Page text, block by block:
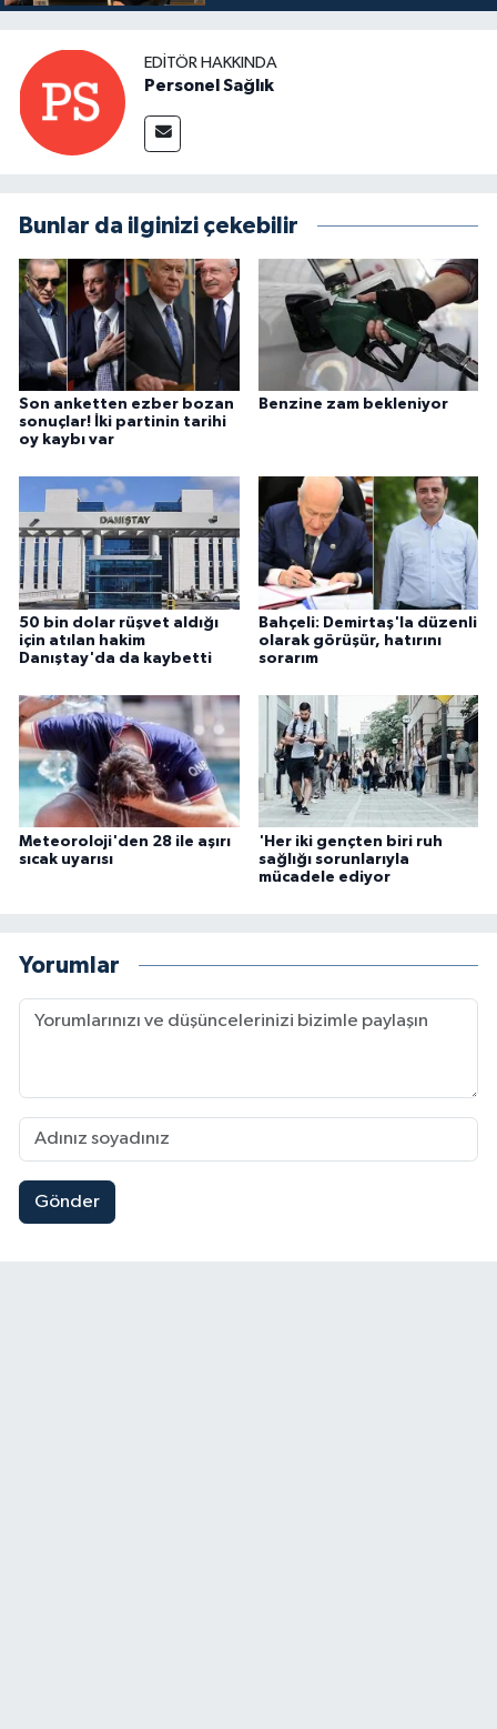
EDITÖR HAKKINDA
Personel Sağlık
Bunlar da ilginizi çekebilir
Son anketten ezber bozan
sonuçlar! İki partinin tarihi
oy kaybı var
Benzine zam bekleniyor
50 bin dolar rüşvet aldığı
için atılan hakim
Danıştay'da da kaybetti
Bahçeli: Demirtaş'la düzenli
olarak görüşür, hatırını
sorarım
Meteoroloji'den 28 ile aşırı
sıcak uyarısı
'Her iki gençten biri ruh
sağlığı sorunlarıyla
mücadele ediyor
Yorumlar
Gönder